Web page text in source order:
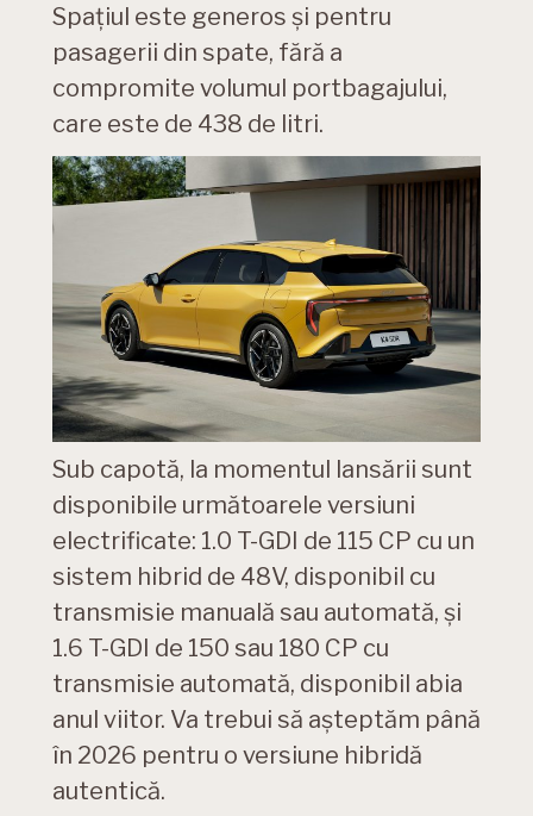
Spațiul este generos și pentru
pasagerii din spate, fără a
compromite volumul portbagajului,
care este de 438 de litri.
Sub capotă, la momentul lansării sunt
disponibile următoarele versiuni
electrificate: 1.0 T-GDI de 115 CP cu un
sistem hibrid de 48V, disponibil cu
transmisie manuală sau automată, și
1.6 T-GDI de 150 sau 180 CP cu
transmisie automată, disponibil abia
anul viitor. Va trebui să așteptăm până
în 2026 pentru o versiune hibridă
autentică.